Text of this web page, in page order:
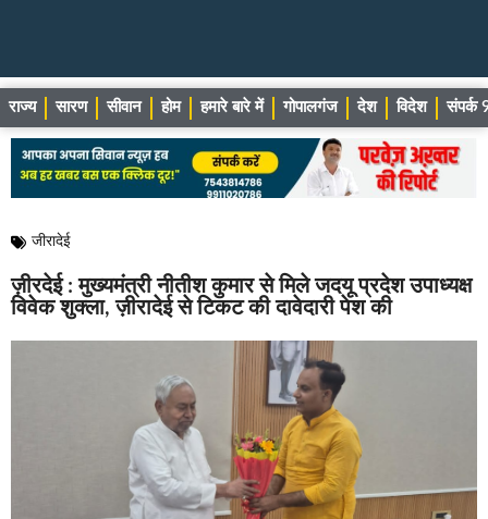
राज्य सारण सीवान होम हमारे बारे में गोपालगंज देश विदेश संपर्क
जीरादेई
ज़ीरदेई : मुख्यमंत्री नीतीश कुमार से मिले जदयू प्रदेश उपाध्यक्ष
विवेक शुक्ला, ज़ीरादेई से टिकट की दावेदारी पेश की